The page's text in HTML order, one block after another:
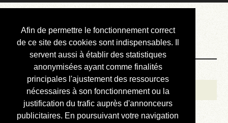
Afin de permettre le fonctionnement correct
de ce site des cookies sont indispensables. Il
servent aussi à établir des statistiques
anonymisées ayant comme finalités
principales l'ajustement des ressources
nécessaires à son fonctionnement ou la
justification du trafic auprès d'annonceurs
publicitaires. En poursuivant votre navigation
Courbis, « LE »
Blog Officiel
Bienvenue
Réalisations
Divers (et d’été)